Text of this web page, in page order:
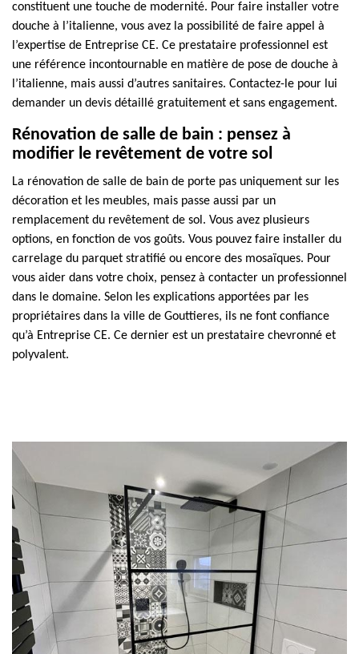
constituent une touche de modernité. Pour faire installer votre
douche à l’italienne, vous avez la possibilité de faire appel à
l’expertise de Entreprise CE. Ce prestataire professionnel est
une référence incontournable en matière de pose de douche à
l’italienne, mais aussi d’autres sanitaires. Contactez-le pour lui
demander un devis détaillé gratuitement et sans engagement.
Rénovation de salle de bain : pensez à
modifier le revêtement de votre sol
La rénovation de salle de bain de porte pas uniquement sur les
décoration et les meubles, mais passe aussi par un
remplacement du revêtement de sol. Vous avez plusieurs
options, en fonction de vos goûts. Vous pouvez faire installer du
carrelage du parquet stratifié ou encore des mosaïques. Pour
vous aider dans votre choix, pensez à contacter un professionnel
dans le domaine. Selon les explications apportées par les
propriétaires dans la ville de Gouttieres, ils ne font confiance
qu’à Entreprise CE. Ce dernier est un prestataire chevronné et
polyvalent.